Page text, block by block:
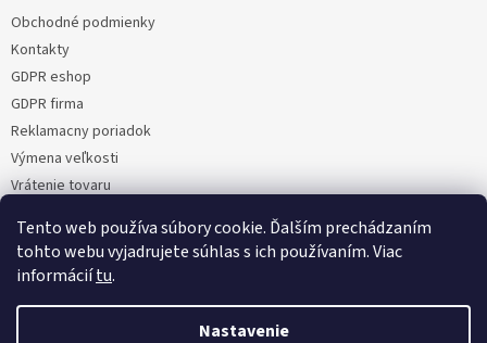
Tento web používa súbory cookie. Ďalším prechádzaním
tohto webu vyjadrujete súhlas s ich používaním. Viac
informáciítu.
Nastavenie
Obchodné podmienky
Kontakty
GDPR eshop
GDPR firma
Reklamacny poriadok
Výmena veľkosti
Vrátenie tovaru
Moja objednávka
Vytvoril Shoptet